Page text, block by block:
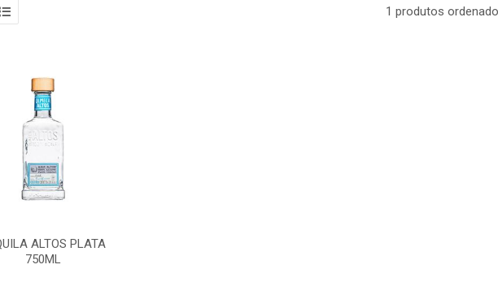
1 produtos
ALTOS PLATA
750ML